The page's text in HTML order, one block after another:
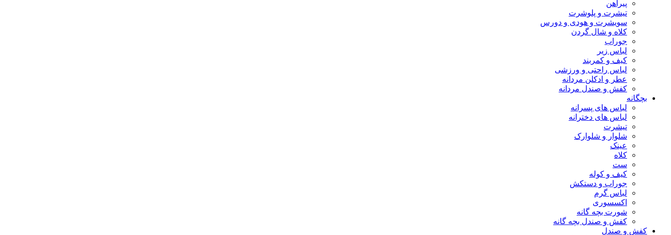
پیراهن
تیشرت و پلوشرت
سویشرت و هودی و دورس
کلاه و شال گردن
جوراب
لباس زیر
کیف و کمربند
لباس راحتی و ورزشی
عطر و ادکلن مردانه
کفش و صندل مردانه
بچگانه
لباس های پسرانه
لباس های دخترانه
تیشرت
شلوار و شلوارک
عینک
کلاه
ست
کیف و کوله
جوراب و دستکش
لباس گرم
اکسسوری
شورت بچه گانه
کفش و صندل بچه گانه
کفش و صندل